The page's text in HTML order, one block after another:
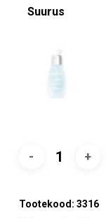
Suurus
Tootekood: 3316